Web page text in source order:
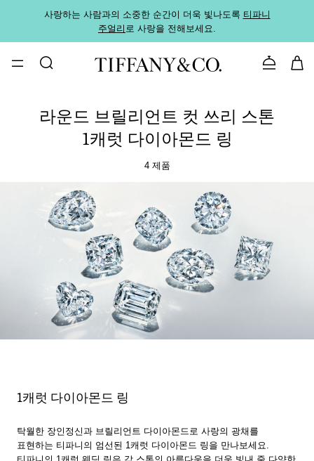
사랑하는 사람과의 소중한 순간이 더욱 빛나도록 티파니
주얼리로 사랑을 전해보세요.
문의하기
라운드 브릴리언트 컷 쓰리 스톤
1캐럿 다이아몬드 링
4 제품
1캐럿 다이아몬드 링
탁월한 장인정신과 브릴리언트 다이아몬드로 사랑의 광채를
표현하는 티파니의 엄선된 1캐럿 다이아몬드 링을 만나보세요.
티파니의 1캐럿 웨딩 링은 각 스톤의 아름다움을 더욱 빛내 줄 다양한